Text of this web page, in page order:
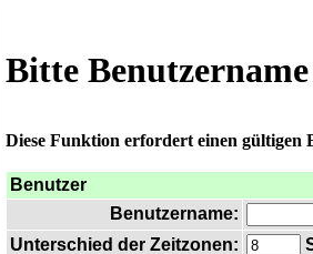
Bitte
Diese Funktion erfordert einen gültigen
Benutzer
Benutzername:
Unterschied der Zeitzonen: